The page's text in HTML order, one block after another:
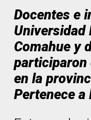
Docentes e
Universidad
Comahue y
participaron
en la
Pertenece a